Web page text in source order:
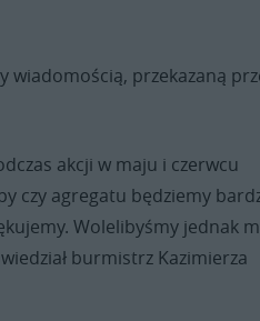
wiadomością, przekazaną
akcji w maju i czerwcu
czy agregatu będziemy
Wolelibyśmy jednak
burmistrz Kazimierza